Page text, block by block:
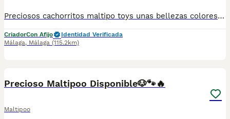
Preciosos cachorritos maltipo toys unas bellezas colores difuminados muy guapos machos y hembras se entregan al dia de todo para mas información llámame al 615080706
CriadorCon Afijo
Identidad Verificada
Málaga, Málaga (115.2km)
Precioso Maltipoo Disponible🐶🐾🔥
Maltipoo